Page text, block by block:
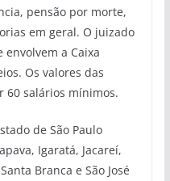
pensão por morte,
em geral. O juizado
a Caixa
Os valores das
60 salários mínimos.
de São Paulo
Igaratá, Jacareí,
Branca e São José